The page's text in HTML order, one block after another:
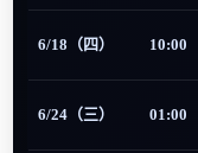
6/18（四） 10:00
6/24（三） 01:00